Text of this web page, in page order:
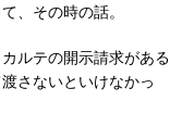
、その時の話。
ルテの開示請求がある
さないといけなかっ